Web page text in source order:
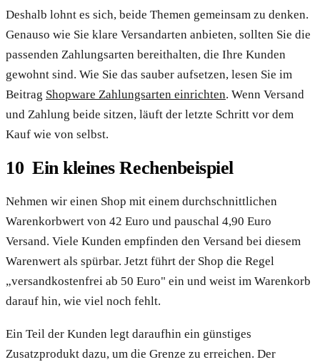
Deshalb lohnt es sich, beide Themen gemeinsam zu denken.
Genauso wie Sie klare Versandarten anbieten, sollten Sie die
passenden Zahlungsarten bereithalten, die Ihre Kunden
gewohnt sind. Wie Sie das sauber aufsetzen, lesen Sie im
Beitrag Shopware Zahlungsarten einrichten. Wenn Versand
und Zahlung beide sitzen, läuft der letzte Schritt vor dem
Kauf wie von selbst.
Ein kleines Rechenbeispiel
Nehmen wir einen Shop mit einem durchschnittlichen
Warenkorbwert von 42 Euro und pauschal 4,90 Euro
Versand. Viele Kunden empfinden den Versand bei diesem
Warenwert als spürbar. Jetzt führt der Shop die Regel
„versandkostenfrei ab 50 Euro" ein und weist im Warenkorb
darauf hin, wie viel noch fehlt.
Ein Teil der Kunden legt daraufhin ein günstiges
Zusatzprodukt dazu, um die Grenze zu erreichen. Der